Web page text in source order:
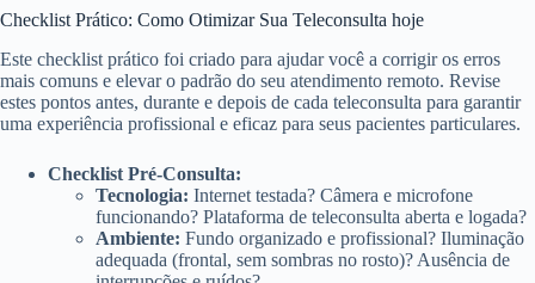
Checklist Prático: Como Otimizar Sua Teleconsulta hoje
Este checklist prático foi criado para ajudar você a corrigir os erros
mais comuns e elevar o padrão do seu atendimento remoto. Revise
estes pontos antes, durante e depois de cada teleconsulta para garantir
uma experiência profissional e eficaz para seus pacientes particulares.
Checklist Pré-Consulta:
Tecnologia: Internet testada? Câmera e microfone
funcionando? Plataforma de teleconsulta aberta e logada?
Ambiente: Fundo organizado e profissional? Iluminação
adequada (frontal, sem sombras no rosto)? Ausência de